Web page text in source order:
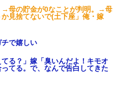
→母の貯金が0なことが判明。→母
か見捨てないで(土下座」俺・嫁
で嬉しい
る？」嫁「臭いんだよ！キモオ
てる。で、なんで告白してきた